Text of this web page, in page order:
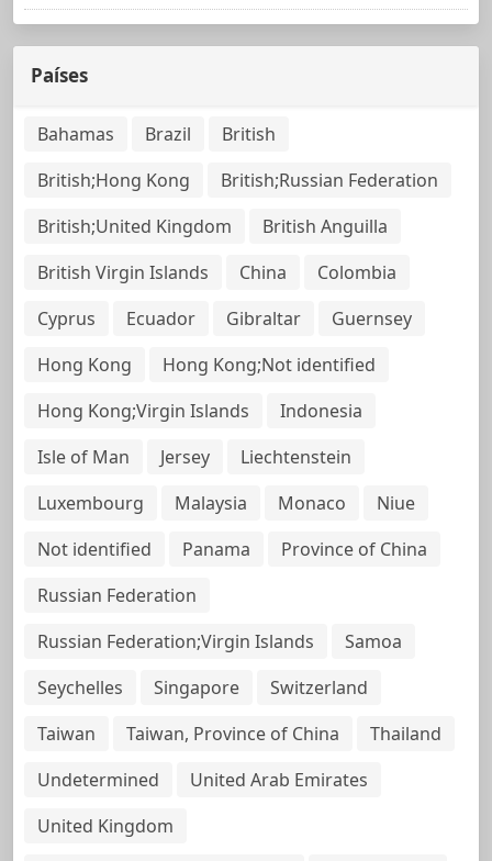
Países
Bahamas Brazil
British
British;Hong Kong
British;Russian Federation
British;United Kingdom
British Anguilla
British Virgin Islands
China
Colombia
Cyprus
Ecuador Gibraltar
Guernsey
Hong Kong
Hong Kong;Not identified
Hong Kong;Virgin Islands
Indonesia
Isle of Man
Jersey
Liechtenstein
Luxembourg
Malaysia Monaco
Niue
Not identified
Panama
Province of China
Russian Federation
Russian Federation;Virgin Islands
Samoa
Seychelles
Singapore
Switzerland
Taiwan
Taiwan, Province of China
Thailand
Undetermined
United Arab Emirates
United Kingdom